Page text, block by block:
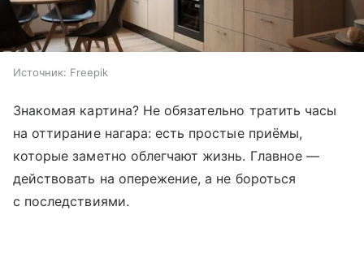
Источник: Freepik
Знакомая картина? Не обязательно тратить часы
на оттирание нагара: есть простые приёмы,
которые заметно облегчают жизнь. Главное —
действовать на опережение, а не бороться
с последствиями.